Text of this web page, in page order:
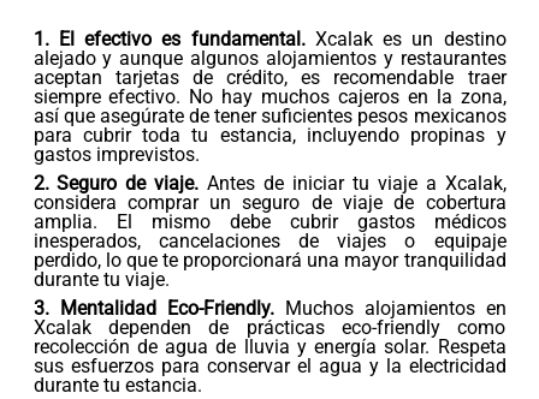
1. El efectivo es fundamental.Xcalak es un destino
alejado y aunque algunos alojamientos y restaurantes
aceptan tarjetas de crédito, es recomendable traer
siempre efectivo. No hay muchos cajeros en la zona,
así que asegúrate de tener suficientes pesos mexicanos
para cubrir toda tu estancia, incluyendo propinas y
gastos imprevistos.
2. Seguro de viaje. Antes de iniciar tu viaje a Xcalak,
considera comprar un seguro de viaje de cobertura
amplia. El mismo debe cubrir gastos médicos
inesperados, cancelaciones de viajes o equipaje
perdido, lo que te proporcionará una mayor tranquilidad
durante tu viaje.
3. Mentalidad Eco-Friendly.Muchos alojamientos en
Xcalak dependen de prácticas eco-friendly como
recolección de agua de lluvia y energía solar. Respeta
sus esfuerzos para conservar el agua y la electricidad
durante tu estancia.